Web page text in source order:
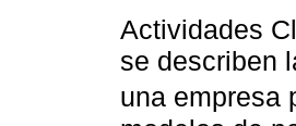
Actividades
se describen
una empresa